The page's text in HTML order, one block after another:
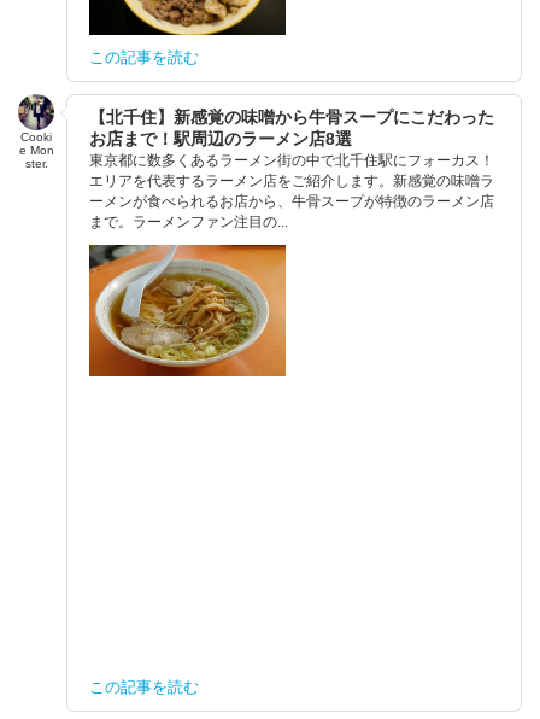
この記事を読む
Cooki
e Mon
ster.
【北千住】新感覚の味噌から牛骨スープにこだわった
お店まで！駅周辺のラーメン店8選
東京都に数多くあるラーメン街の中で北千住駅にフォーカス！
エリアを代表するラーメン店をご紹介します。新感覚の味噌ラ
ーメンが食べられるお店から、牛骨スープが特徴のラーメン店
まで。ラーメンファン注目の...
この記事を読む